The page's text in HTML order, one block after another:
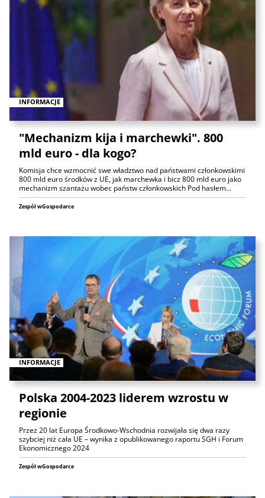
INFORMACJE
"Mechanizm kija i marchewki". 800
mld euro - dla kogo?
Komisja chce wzmocnić swe władztwo nad państwami członkowskimi
800 mld euro środków z UE, jak marchewka i bicz 800 mld euro jako
mechanizm szantażu wobec państw członkowskich Pod hasłem…
Zespół wGospodarce
INFORMACJE
Polska 2004-2023 liderem wzrostu w
regionie
Przez 20 lat Europa Środkowo-Wschodnia rozwijała się dwa razy
szybciej niż cała UE – wynika z opublikowanego raportu SGH i Forum
Ekonomicznego 2024
Zespół wGospodarce